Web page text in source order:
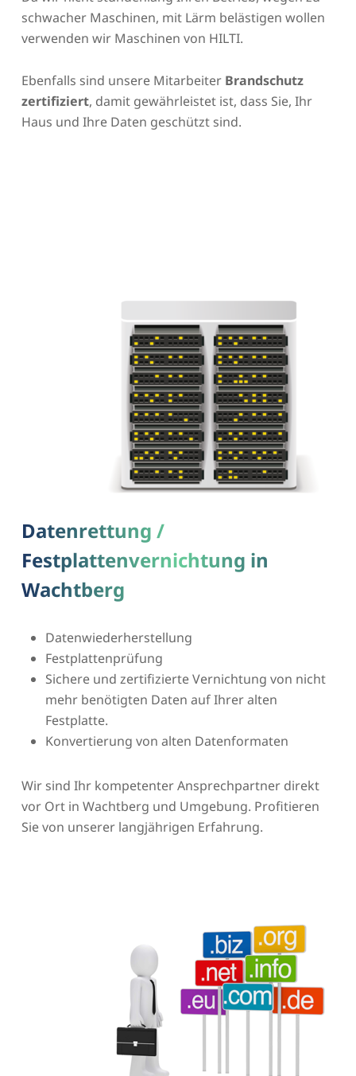
schwacher Maschinen, mit Lärm belästigen wollen
verwenden wir Maschinen von HILTI.
Ebenfalls sind unsere Mitarbeiter Brandschutz
zertifiziert, damit gewährleistet ist, dass Sie, Ihr
Haus und Ihre Daten geschützt sind.
Datenrettung /
Festplattenvernichtung in
Wachtberg
Datenwiederherstellung
Festplattenprüfung
Sichere und zertifizierte Vernichtung von nicht
mehr benötigten Daten auf Ihrer alten
Festplatte.
Konvertierung von alten Datenformaten
Wir sind Ihr kompetenter Ansprechpartner direkt
vor Ort in Wachtberg und Umgebung. Profitieren
Sie von unserer langjährigen Erfahrung.